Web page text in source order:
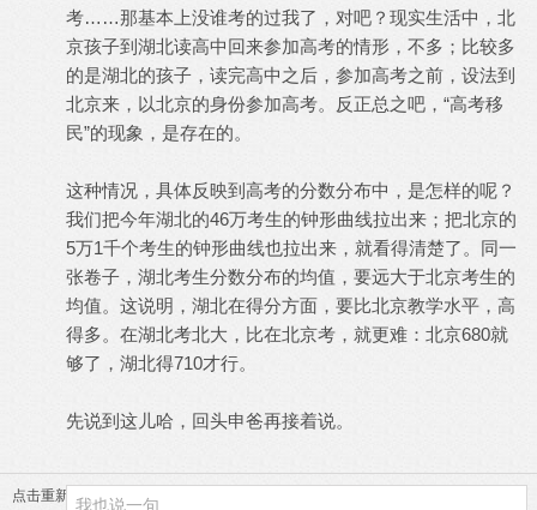
考……那基本上没谁考的过我了，对吧？现实生活中，北
京孩子到湖北读高中回来参加高考的情形，不多；比较多
的是湖北的孩子，读完高中之后，参加高考之前，设法到
北京来，以北京的身份参加高考。反正总之吧，“高考移
民”的现象，是存在的。
这种情况，具体反映到高考的分数分布中，是怎样的呢？
我们把今年湖北的46万考生的钟形曲线拉出来；把北京的
5万1千个考生的钟形曲线也拉出来，就看得清楚了。同一
张卷子，湖北考生分数分布的均值，要远大于北京考生的
均值。这说明，湖北在得分方面，要比北京教学水平，高
得多。在湖北考北大，比在北京考，就更难：北京680就
够了，湖北得710才行。
先说到这儿哈，回头申爸再接着说。
点击重新加载